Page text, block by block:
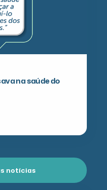
na saúde do
notícias